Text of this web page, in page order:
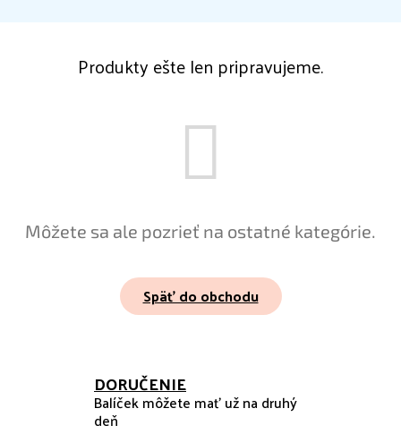
Produkty ešte len pripravujeme.
Môžete sa ale pozrieť na ostatné kategórie.
Späť do obchodu
DORUČENIE
Balíček môžete mať už na druhý
deň